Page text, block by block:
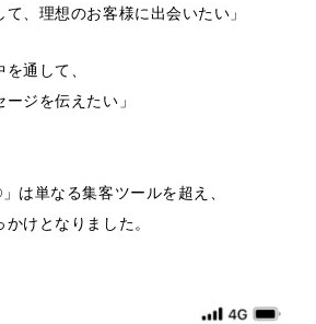
て、理想のお客様に出会いたい」
通して、
ジを伝えたい」
は単なる集客ツールを超え、
けとなりました。